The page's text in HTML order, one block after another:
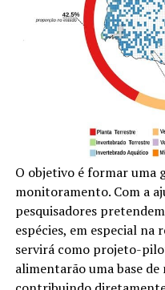
O objetivo é formar uma
monitoramento. Com a
pesquisadores
espécies, em especial na
servirá como projeto-
alimentarão uma base